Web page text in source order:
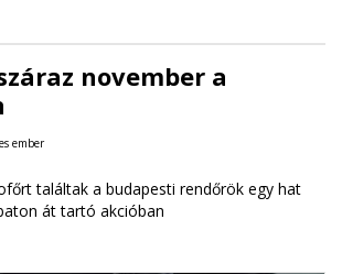
november a
ember
találtak a budapesti rendőrök egy hat
át tartó akcióban